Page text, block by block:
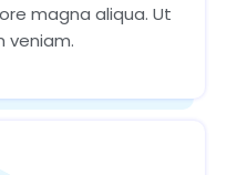
magna aliqua. Ut
veniam.